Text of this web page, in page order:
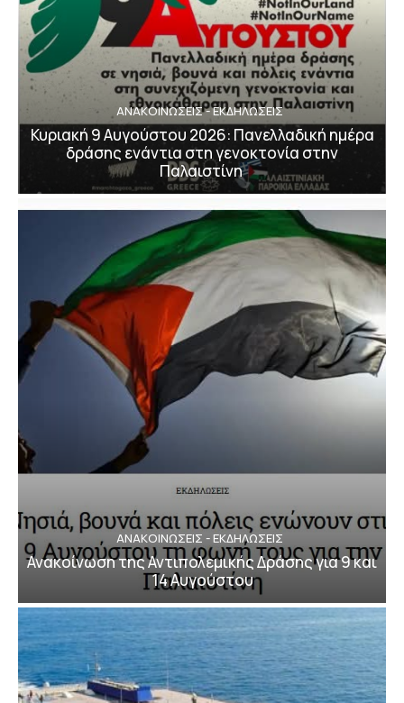
ΑΝΑΚΟΙΝΩΣΕΙΣ - ΕΚΔΗΛΩΣΕΙΣ
Κυριακή 9 Αυγούστου 2026: Πανελλαδική ημέρα
δράσης ενάντια στη γενοκτονία στην
Παλαιστίνη
ΑΝΑΚΟΙΝΩΣΕΙΣ - ΕΚΔΗΛΩΣΕΙΣ
Ανακοίνωση της Αντιπολεμικής Δράσης για 9 και
14 Αυγούστου